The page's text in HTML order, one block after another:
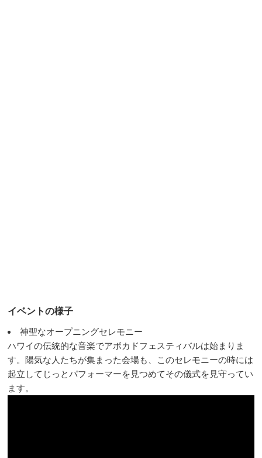
イベントの様子
神聖なオープニングセレモニー
ハワイの伝統的な音楽でアボカドフェスティバルは始まりま
す。陽気な人たちが集まった会場も、このセレモニーの時には
起立してじっとパフォーマーを見つめてその儀式を見守ってい
ます。